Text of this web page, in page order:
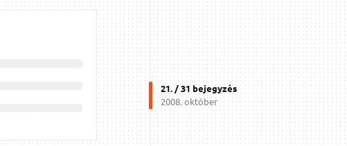
21. /31bejegyzés
2008. október